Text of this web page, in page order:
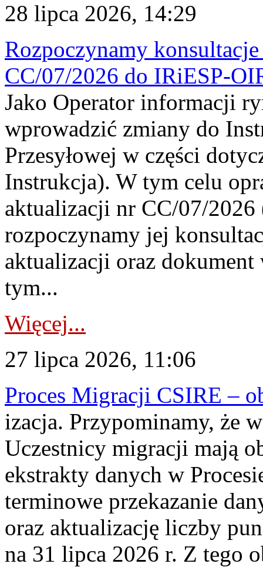
28 lipca 2026, 14:29
Rozpoczynamy
CC/07/2026 do IRiESP-
Jako Operator informacji
wprowadzić zmiany do
Przesyłowej w części
Instrukcja). W tym celu
aktualizacji nr CC/07/
rozpoczynamy jej
aktualizacji oraz
tym...
Więcej...
27 lipca 2026, 11:06
Proces Migracji CSIRE –
izacja. Przypominamy, że
Uczestnicy migracji mają
ekstrakty danych w
terminowe przekazanie
oraz aktualizację liczby
na 31 lipca 2026 r. Z tego